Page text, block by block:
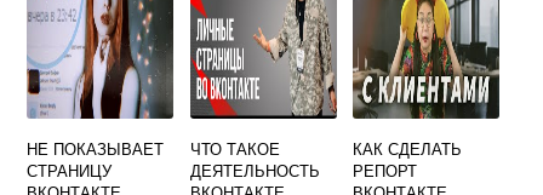
НЕ ПОКАЗЫВАЕТ
СТРАНИЦУ
ЧТО ТАКОЕ
ДЕЯТЕЛЬНОСТЬ
КАК СДЕЛАТЬ
РЕПОРТ